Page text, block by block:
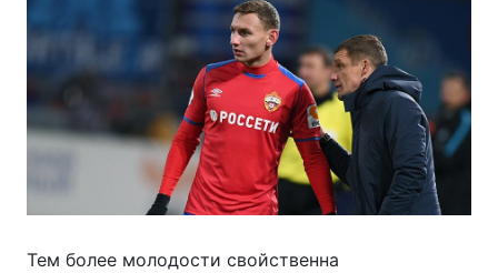
Тем более молодости свойственна